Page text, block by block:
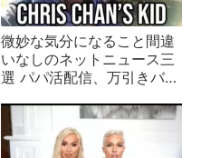
微妙な気分になること間違
いなしのネットニュース三
選 パパ活配信、万引きバ
瀬は2024年もおかしい